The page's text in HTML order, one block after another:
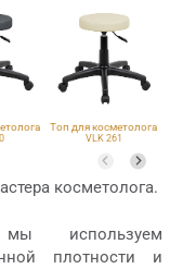
Топ для косметолога
VLK 261
косметолога.
используем
плотности и